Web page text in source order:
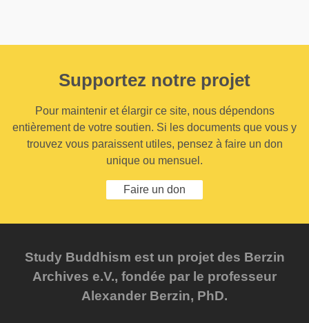
Supportez notre projet
Pour maintenir et élargir ce site, nous dépendons
entièrement de votre soutien. Si les documents que vous y
trouvez vous paraissent utiles, pensez à faire un don
unique ou mensuel.
Faire un don
Study Buddhism est un projet des Berzin
Archives e.V., fondée par le professeur
Alexander Berzin, PhD.